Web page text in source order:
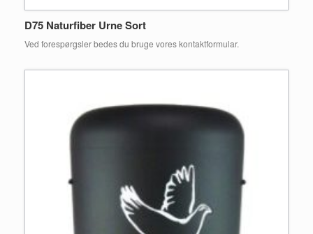
D75 Naturfiber Urne Sort
Ved forespørgsler bedes du bruge vores kontaktformular.